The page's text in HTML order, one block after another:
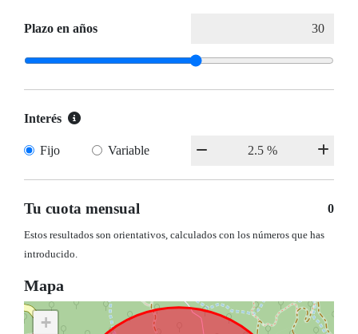
Plazo en años
Interés
Fijo Variable
Tu cuota mensual 0
Estos resultados son orientativos, calculados con los números que has
introducido.
Mapa
+